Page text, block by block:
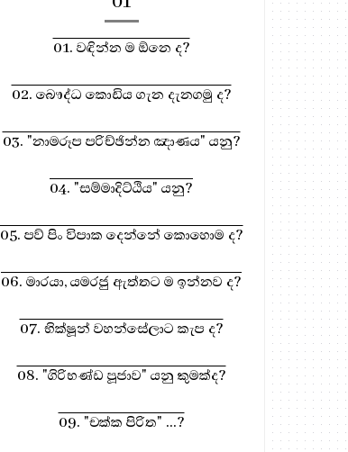
01. වඳින්න ම ඕනෙ ද?
02. බෞද්ධ කොඩිය ගැන දැනගමු ද?
03. "නාමරූප පරිච්ඡින්න ඤාණය" යනු?
04. "සම්මාදිට්ඨිය" යනු?
05. පව් පිං විපාක දෙන්නේ කොහොම ද?
06. මාරයා, යමරජු ඇත්තට ම ඉන්නව ද?
07. භික්ෂූන් වහන්සේලාට කැප ද?
08. "ගිරිභණ්ඩ පූජාව" යනු කුමක්ද?
09. "චක්ක පිරිත" ...?